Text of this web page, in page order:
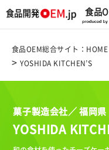
食品
食品OEM総合サイト：HOME
>YOSHIDA KITCHEN’S
菓子製造会社／ 福岡県
YOSHIDA